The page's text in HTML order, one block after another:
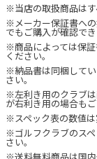
※当店の取扱商品はす
※メーカー保証書へ
でもご購入が確認で
※商品によっては保
ください。
※納品書は同梱して
さい。
※左利き用のクラブ
が右利き用の場合も
※スペック表の数値は
※ゴルフクラブのス
さい。